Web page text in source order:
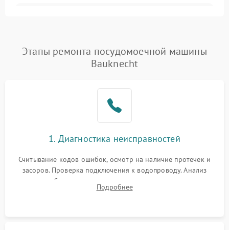
Проблемы с набором
воды
1800 ₽ Подробнее →
1700 ₽
циркуляционным насосом
2100 ₽ Подробнее →
Этапы ремонта посудомоечной машины
Bauknecht
1. Диагностика неисправностей
Считывание кодов ошибок, осмотр на наличие протечек и
засоров. Проверка подключения к водопроводу. Анализ
жалоб на отсутствие слива, нагрева, вращения
разбрызгивателей или срабатывание системы защиты
Подробнее